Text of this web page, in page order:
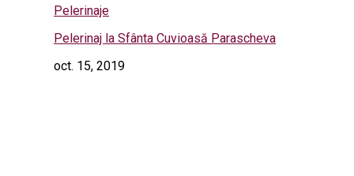
Pelerinaje
Pelerinaj la Sfânta Cuvioasă Parascheva
oct. 15, 2019